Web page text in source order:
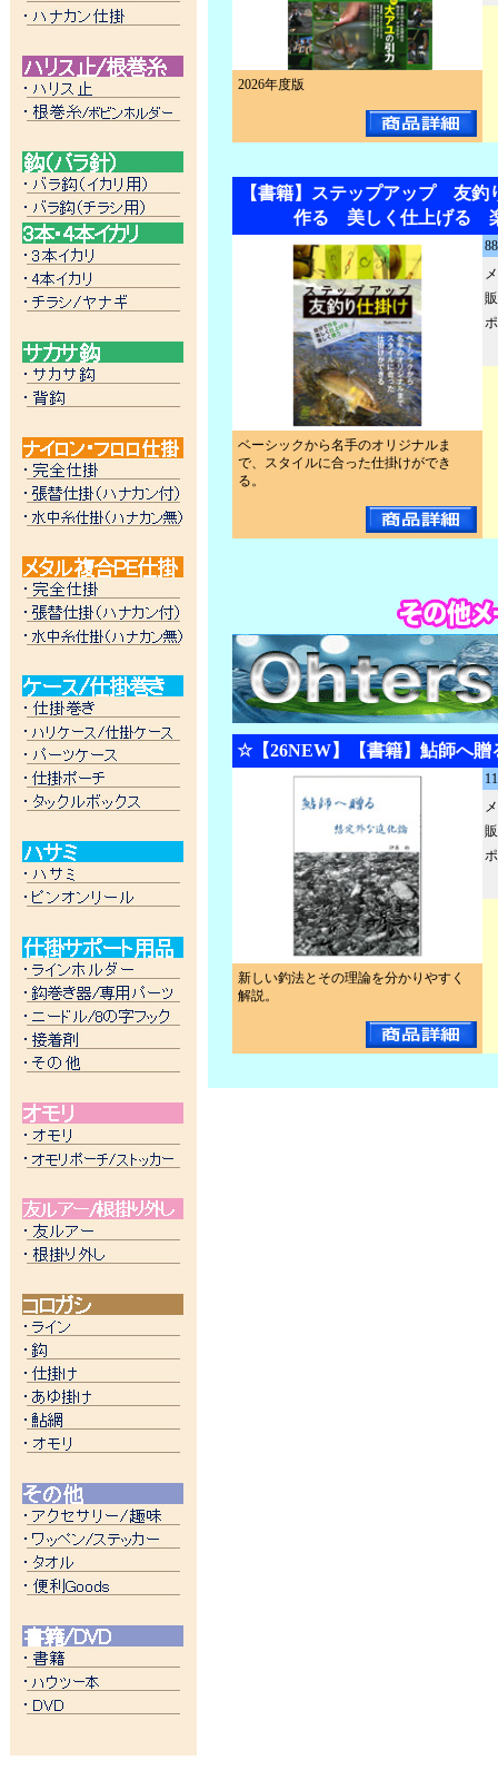
2026年度版
【書籍】ステップアップ 友
作る 美しく仕上げる
ベーシックから名手のオリジナルま
で、スタイルに合った仕掛けができ
る。
☆【26NEW】【書籍】鮎師へ贈
新しい釣法とその理論を分かりやすく
解説。